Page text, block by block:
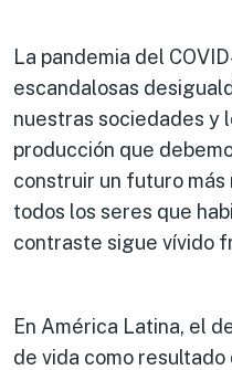
La pandemia del
escandalosas
nuestras sociedades y
producción que
construir un futuro
todos los seres que
contraste sigue vívido
En América Latina, el
de vida como